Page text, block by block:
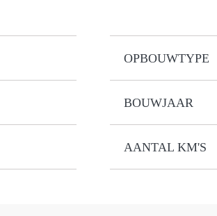
OPBOUWTYPE
BOUWJAAR
AANTAL KM'S